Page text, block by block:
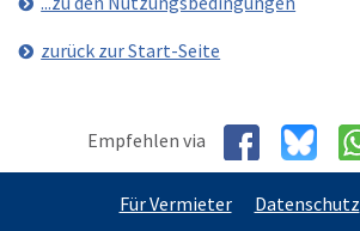
zurück zur Start-Seite
Empfehlen via
Für Vermieter Datenschutz